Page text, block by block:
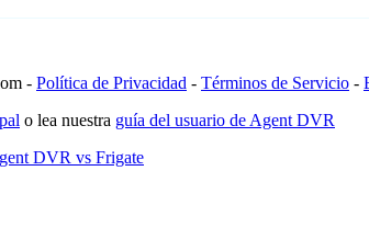
- Política de Privacidad - Términos de Servicio -
o lea nuestra guía del usuario de Agent DVR
DVR vs Frigate